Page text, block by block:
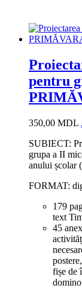
pentru
350,00 MDL
SUBIECT:
grupa a II
anului școlar
FORMAT:
179
text
45
fișe de